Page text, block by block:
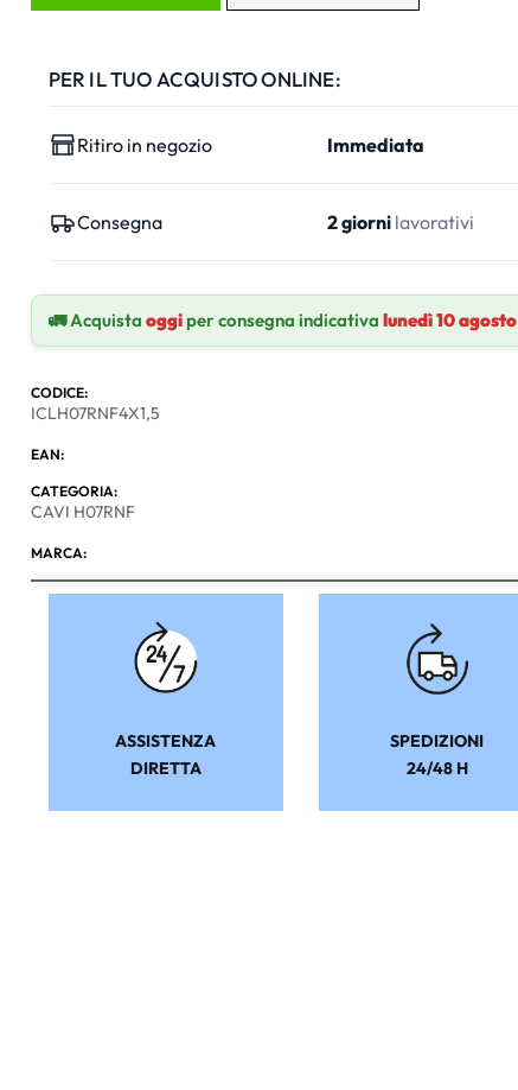
PER IL TUO ACQUISTO ONLINE:
Ritiro in negozio Immediata
Consegna 2 giornilavorativi
🚛 Acquista oggiper consegna indicativa lunedì 10 agosto
CODICE:
ICLH07RNF4X1,5
EAN:
CATEGORIA:
CAVI H07RNF
MARCA:
ASSISTENZA
DIRETTA
SPEDIZIONI
24/48 H